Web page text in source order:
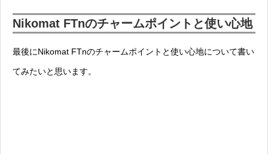
Nikomat FTnのチャームポイントと使い心地
最後にNikomat FTnのチャームポイントと使い心地について書い
てみたいと思います。